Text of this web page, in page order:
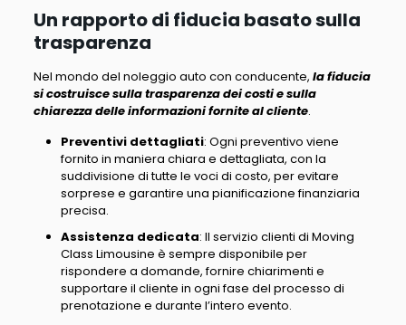
Un rapporto di fiducia basato sulla
trasparenza
Nel mondo del noleggio auto con conducente, la fiducia
si costruisce sulla trasparenza dei costi e sulla
chiarezza delle informazioni fornite al cliente.
Preventivi dettagliati: Ogni preventivo viene
fornito in maniera chiara e dettagliata, con la
suddivisione di tutte le voci di costo, per evitare
sorprese e garantire una pianificazione finanziaria
precisa.
Assistenza dedicata: Il servizio clienti di Moving
Class Limousine è sempre disponibile per
rispondere a domande,fornire chiarimenti e
supportare il cliente in ogni fase del processo di
prenotazione e durante l’intero evento.